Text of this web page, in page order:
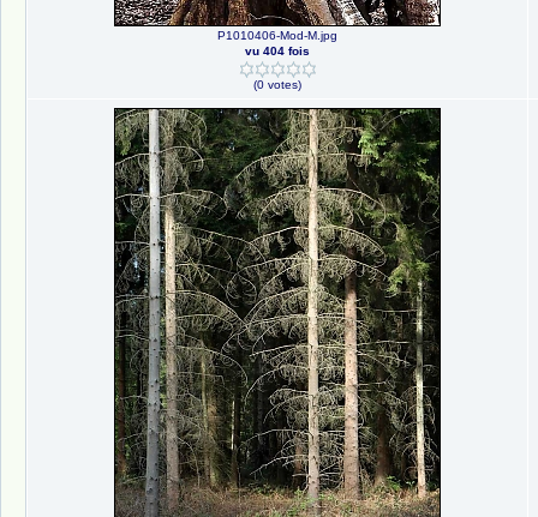
P1010406-Mod-M.jpg
vu 404 fois
(0 votes)